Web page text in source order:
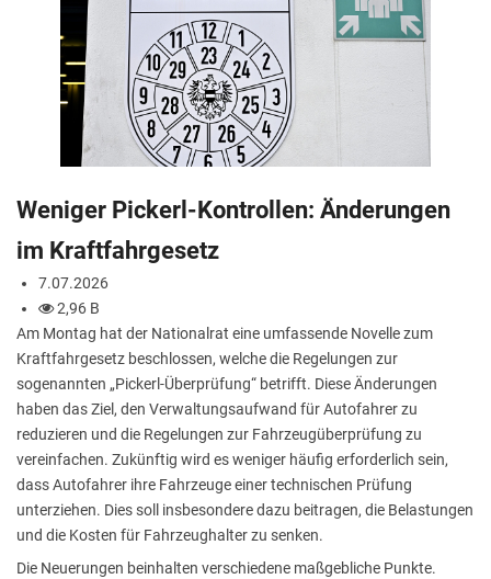
Weniger Pickerl-Kontrollen: Änderungen
im Kraftfahrgesetz
7.07.2026
2,96 B
Am Montag hat der Nationalrat eine umfassende Novelle zum
Kraftfahrgesetz beschlossen, welche die Regelungen zur
sogenannten „Pickerl-Überprüfung“ betrifft. Diese Änderungen
haben das Ziel, den Verwaltungsaufwand für Autofahrer zu
reduzieren und die Regelungen zur Fahrzeugüberprüfung zu
vereinfachen. Zukünftig wird es weniger häufig erforderlich sein,
dass Autofahrer ihre Fahrzeuge einer technischen Prüfung
unterziehen. Dies soll insbesondere dazu beitragen, die Belastungen
und die Kosten für Fahrzeughalter zu senken.
Die Neuerungen beinhalten verschiedene maßgebliche Punkte.